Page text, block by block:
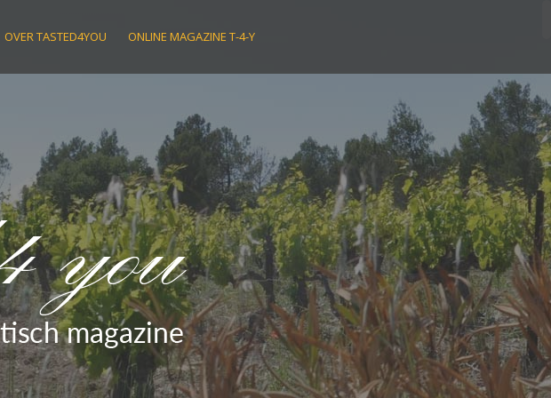
OVER TASTED4YOU ONLINE MAGAZINE T-4-Y